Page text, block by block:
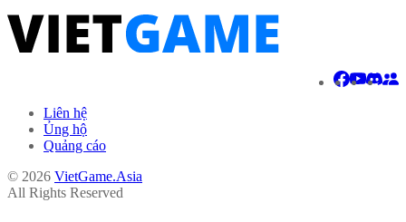
Liên hệ
Ủng hộ
Quảng cáo
© 2026 VietGame.Asia
All Rights Reserved